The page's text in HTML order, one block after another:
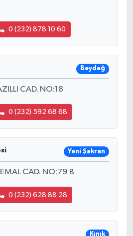
0 (232) 878 10 60
Beydağ
CAD. NO:18
0 (232) 592 68 68
Yeni Şakran
CAD. NO:79 B
0 (232) 628 88 28
Kınık